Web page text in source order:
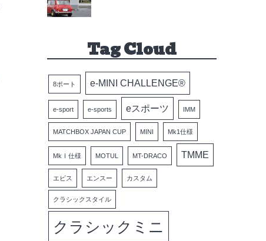
Tag Cloud
8ポート e-MINI CHALLENGE®
e-sport e-sports eスポーツ IMM
MATCHBOX JAPAN CUP MINI Mk1仕様
MkⅠ仕様 MOTUL MT-DRACO TMME
エビス エンスー カスタム
クラシックスタイル
クラシックミニ